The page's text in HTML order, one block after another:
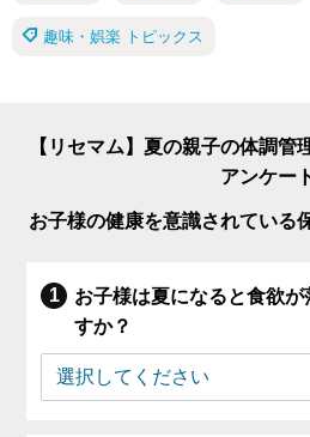
趣味・娯楽 トピックス
【リセマム】夏の親子の体調管
アンケー
お子様の健康を意識されている
お子様は夏になると食欲が
すか？